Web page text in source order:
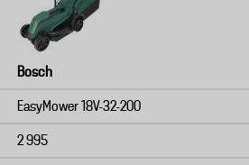
Bosch
EasyMower 18V-32-200
2 995